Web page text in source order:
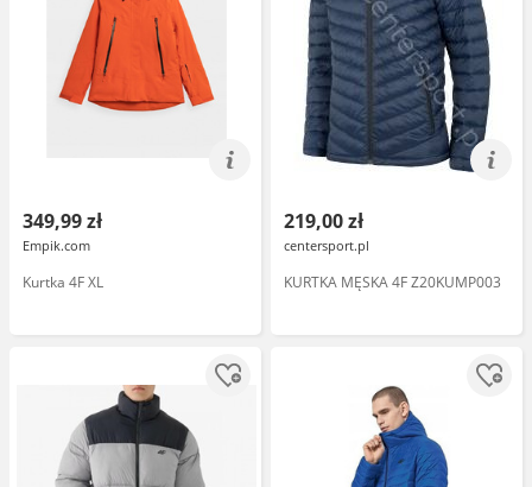
349,99 zł
Empik.com
Kurtka 4F XL
219,00 zł
centersport.pl
KURTKA MĘSKA 4F Z20KUMP003